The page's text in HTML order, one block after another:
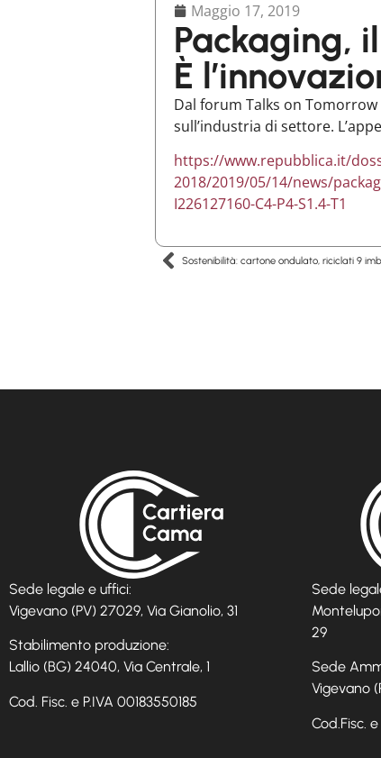
Maggio 17, 2019
Packaging,
È
Dal forum Talks on
sull’industria di settore.
https://www.repubblica.it/
2018/2019/05/14/news/
I226127160-C4-P4-S1.4-T1
Sostenibilità: cartone ondulato, riciclati 9
Sede legale e uffici:
Vigevano (PV) 27029, Via Gianolio, 31
Stabilimento produzione:
Lallio (BG) 24040, Via Centrale, 1
Cod. Fisc. e P.IVA 00183550185
Sede
29
Sede
Vigevano
Cod.Fisc.